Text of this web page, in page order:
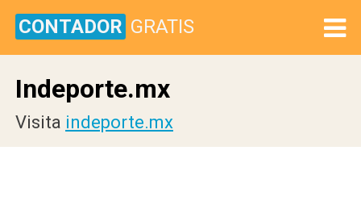
CONTADOR GRATIS
Indeporte.mx
Visita indeporte.mx